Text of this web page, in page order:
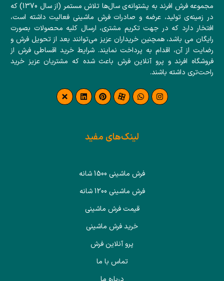
مجموعه فرش افرند به پشتوانه‌ی سال‌ها تلاش مستمر (از سال 1370) که
در زمینه‌ی تولید، عرضه و صادرات فرش ماشینی فعالیت داشته است،
افتخار دارد که در جهت تکریم مشتری، ارسال کلیه محصولات بصورت
رایگان می باشد، همچنین خریداران عزیز می‌توانند بعد از تحویل فرش و
رضایت از آن، اقدام به پرداخت نمایند. شرایط خرید اقساطی فرش از
فروشگاه افرند و پرو آنلاین فرش باعث شده که مشتریان عزیز خرید
راحت‌تری داشته باشند.
لینک‌های مفید
فرش ماشینی 1500 شانه
فرش ماشینی 1200 شانه
قیمت فرش ماشینی
خرید فرش ماشینی
پرو آنلاین فرش
تماس با ما